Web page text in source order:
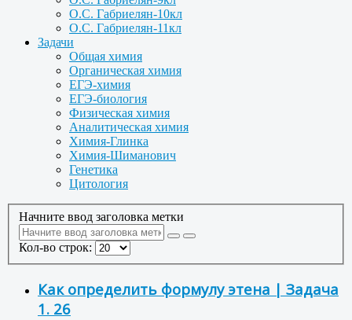
О.С. Габриелян-10кл
О.С. Габриелян-11кл
Задачи
Общая химия
Органическая химия
ЕГЭ-химия
ЕГЭ-биология
Физическая химия
Аналитическая химия
Химия-Глинка
Химия-Шиманович
Генетика
Цитология
Начните ввод заголовка метки
Кол-во строк:
Как определить формулу этена | Задача
1. 26